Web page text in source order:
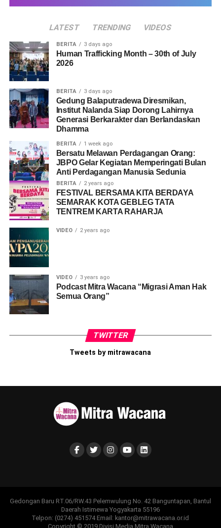
LATEST TRENDING VIDEOS
BERITA 3 days ago
Human Trafficking Month – 30th of July
2026
BERITA 3 days ago
Gedung Balaputradewa Diresmikan,
Institut Nalanda Siap Dorong Lahirnya
Generasi Berkarakter dan Berlandaskan
Dhamma
BERITA 1 week ago
Bersatu Melawan Perdagangan Orang:
JBPO Gelar Kegiatan Memperingati Bulan
Anti Perdagangan Manusia Sedunia
BERITA 2 years ago
FESTIVAL BERSAMA KITA BERDAYA
SEMARAK KOTA GEBLEG TATA
TENTREM KARTA RAHARJA
VIDEO 2 years ago
VIDEO 3 years ago
Podcast Mitra Wacana “Migrasi Aman Hak
Semua Orang”
TWITTER
Tweets by mitrawacana
Gedongan Baru RT.06/RW.43 Pelemwulung No. 42 Banguntapan, Bantul
Daerah Istimewa Yogyakarta 55196
Telpon: (0274) 451574 Email: kantor@mitrawacana.or.id
Copyright © 2019 Divisi Media Mitra Wacana